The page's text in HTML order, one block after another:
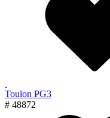
Toulon PG3
# 48872